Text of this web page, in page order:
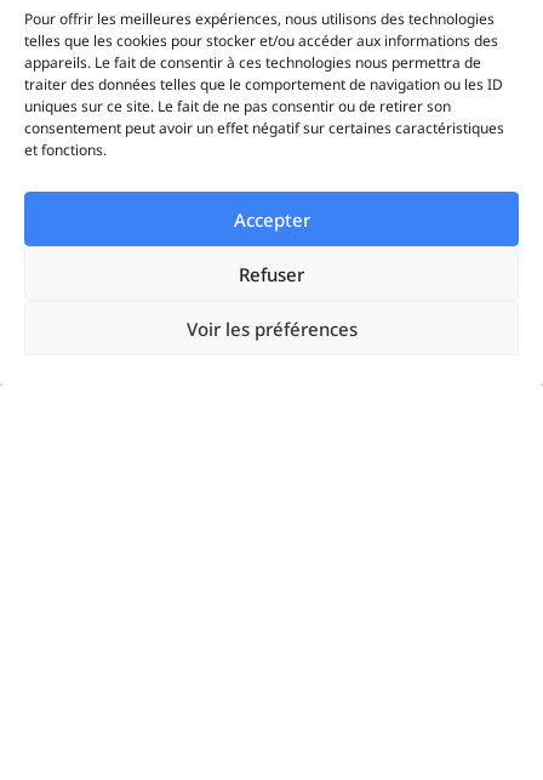
Pour offrir les meilleures expériences, nous utilisons des technologies
telles que les cookies pour stocker et/ou accéder aux informations des
appareils. Le fait de consentir à ces technologies nous permettra de
traiter des données telles que le comportement de navigation ou les ID
uniques sur ce site. Le fait de ne pas consentir ou de retirer son
consentement peut avoir un effet négatif sur certaines caractéristiques
et fonctions.
Accepter
Refuser
Voir les préférences
Ciblage
Timeline
Statistiques